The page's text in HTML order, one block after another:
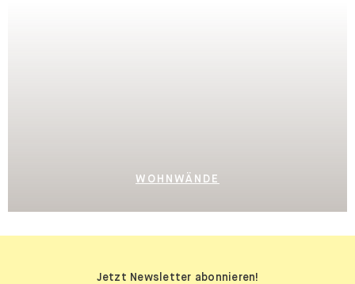
WOHNWÄNDE
Jetzt Newsletter abonnieren!